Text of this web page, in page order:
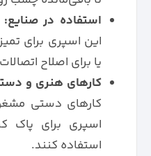
استفاده در صنایع:
این اسپری برای
یا برای اصلاح
کارهای هنری و
کارهای دستی
اسپری برای پاک
استفاده کنند.